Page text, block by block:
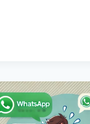
KURANG
KENA
BANNED